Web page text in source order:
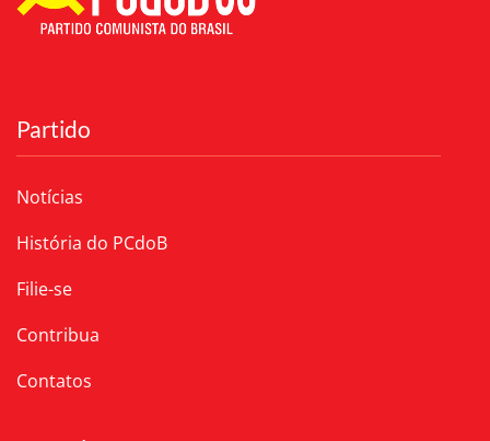
Partido
Notícias
História do PCdoB
Filie-se
Contribua
Contatos